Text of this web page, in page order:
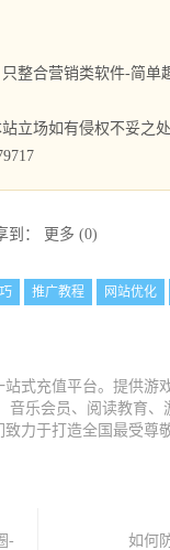
整合营销类软件-简单
立场如有侵权不妥之
到： 更多 (0)
推广教程 网站优化
式充值平台。提供游
乐会员、阅读教育
力于打造全国最受尊
-
如何